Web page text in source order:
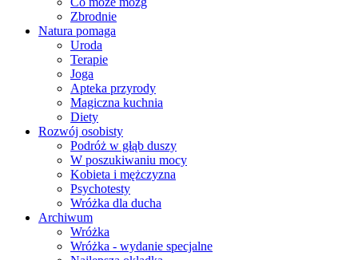
Zbrodnie
Natura pomaga
Uroda
Terapie
Joga
Apteka przyrody
Magiczna kuchnia
Diety
Rozwój osobisty
Podróż w głąb duszy
W poszukiwaniu mocy
Kobieta i mężczyzna
Psychotesty
Wróżka dla ducha
Archiwum
Wróżka
Wróżka - wydanie specjalne